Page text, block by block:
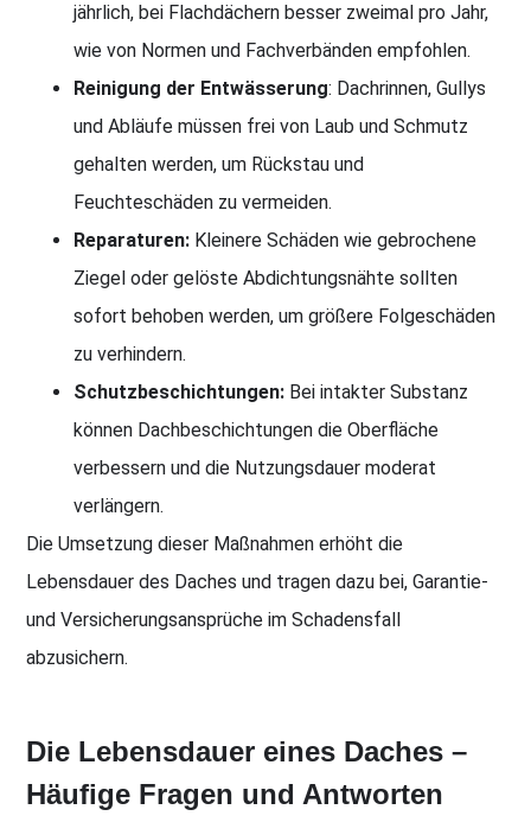
jährlich, bei Flachdächern besser zweimal pro Jahr,
wie von Normen und Fachverbänden empfohlen.
Reinigung der Entwässerung: Dachrinnen, Gullys
und Abläufe müssen frei von Laub und Schmutz
gehalten werden, um Rückstau und
Feuchteschäden zu vermeiden.
Reparaturen: Kleinere Schäden wie gebrochene
Ziegel oder gelöste Abdichtungsnähte sollten
sofort behoben werden, um größere Folgeschäden
zu verhindern.
Schutzbeschichtungen: Bei intakter Substanz
können Dachbeschichtungen die Oberfläche
verbessern und die Nutzungsdauer moderat
verlängern.
Die Umsetzung dieser Maßnahmen erhöht die
Lebensdauer des Daches und tragen dazu bei, Garantie-
und Versicherungsansprüche im Schadensfall
abzusichern.
Die Lebensdauer eines Daches –
Häufige Fragen und Antworten